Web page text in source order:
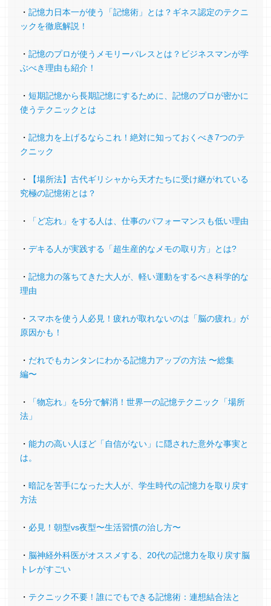
英検1級 合格
受講を始めて1年半、ほとんど毎日30分は、ノ
ートに変換、場所想起３つを10回づつ、その
ートも63枚目になりました。
たが、この3月に英検１級に合格できました。
単語記憶はまだ苦戦することが多いのですが、
になりました。
また、時間の大切さを意識するようになり、お
うになりました。ありがとうございました。
英語力が中学生レベルくらいしかなかったんで
た！
ながら勉強していました。だから復習が苦手で
「メモリーパレス法」を学んでからは、忘れに
くくなっただけじゃなく、貼り付けを確認して
忘れることへの不安がなくなったし、記憶だけ
じゃなく色々なチャレンジも、（やっぱり私に
てみればいいんだという気持ちを持てるように
・記憶力日本一が使う「記憶術」とは？ギネス認定のテクニ
ックを徹底解説！
・記憶のプロが使うメモリーパレスとは？ビジネスマンが学
ぶべき理由も紹介！
・短期記憶から長期記憶にするために、記憶のプロが密かに
使うテクニックとは
・記憶力を上げるならこれ！絶対に知っておくべき7つのテ
クニック
・
【場所法】古代ギリシャから天才たちに受け継がれている
究極の記憶術とは？
・ 「ど忘れ」をする人は、仕事のパフォーマンスも低い理由
・デキる人が実践する「超生産的なメモの取り方」とは?
・記憶力の落ちてきた大人が、軽い運動をするべき科学的な
理由
・ スマホを使う人必見！疲れが取れないのは「脳の疲れ」が
原因かも！
・ だれでもカンタンにわかる記憶力アップの方法 〜総集
編〜
・
「物忘れ」を5分で解消！世界一の記憶テクニック「場所
法」
・能力の高い人ほど「自信がない」に隠された意外な事実と
は。
・暗記を苦手になった大人が、学生時代の記憶力を取り戻す
方法
・ 必見！朝型vs夜型〜生活習慣の治し方〜
・ 脳神経外科医がオススメする、20代の記憶力を取り戻す脳
トレがすごい
・ テクニック不要！誰にでもできる記憶術：連想結合法と